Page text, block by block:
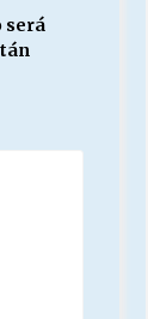
será